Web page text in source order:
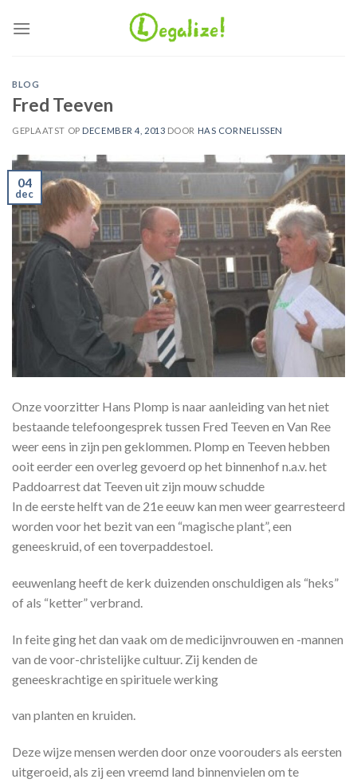
naar
BLOG
Fred Teeven
GEPLAATST OP DECEMBER 4, 2013 DOOR HAS CORNELISSEN
04
dec
Onze voorzitter Hans Plomp is naar aanleiding van het niet
bestaande telefoongesprek tussen Fred Teeven en Van Ree
weer eens in zijn pen geklommen. Plomp en Teeven hebben
ooit eerder een overleg gevoerd op het binnenhof n.a.v. het
Paddoarrest dat Teeven uit zijn mouw schudde
In de eerste helft van de 21e eeuw kan men weer gearresteerd
worden voor het bezit van een “magische plant”, een
geneeskruid, of een toverpaddestoel.
eeuwenlang heeft de kerk duizenden onschuldigen als “heks”
of als “ketter” verbrand.
In feite ging het dan vaak om de medicijnvrouwen en -mannen
van de voor-christelijke cultuur. Zij kenden de
geneeskrachtige en spirituele werking
van planten en kruiden.
Deze wijze mensen werden door onze voorouders als eersten
uitgeroeid, als zij een vreemd land binnenvielen om te